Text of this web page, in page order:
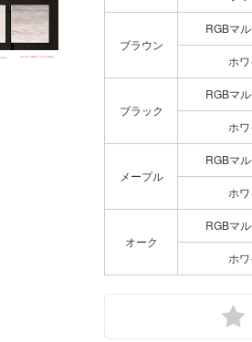
ブラウン
RGBマ
ホ
ブラック
RGBマ
ホ
メープル
RGBマ
ホ
オーク
RGBマ
ホ